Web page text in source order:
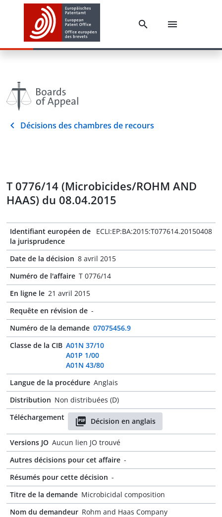
Décisions des chambres de recours
T 0776/14 (Microbicides/ROHM AND
HAAS) du 08.04.2015
Identifiant européen de
la jurisprudence
ECLI:EP:BA:2015:T077614.20150408
Date de la décision 8 avril 2015
Numéro de l'affaire T 0776/14
En ligne le 21 avril 2015
Requête en révision de -
Numéro de la demande 07075456.9
Classe de la CIB A01N 37/10
A01P 1/00
A01N 43/80
Langue de la procédure Anglais
Distribution Non distribuées (D)
Téléchargement
Décision en anglais
Versions JO Aucun lien JO trouvé
Autres décisions pour cet affaire -
Résumés pour cette décision -
Titre de la demande Microbicidal composition
Nom du demandeur Rohm and Haas Company